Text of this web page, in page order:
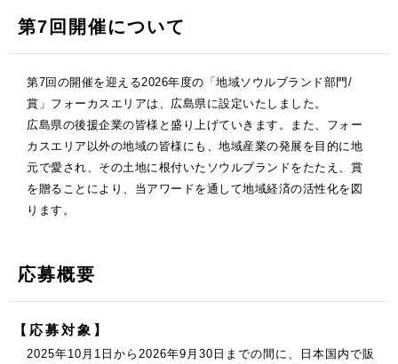
第7回開催について
第7回の開催を迎える2026年度の「地域ソウルブランド部門/
賞」フォーカスエリアは、広島県に設定いたしました。
広島県の後援企業の皆様と盛り上げていきます。また、フォー
カスエリア以外の地域の皆様にも、地域産業の発展を目的に地
元で愛され、その土地に根付いたソウルブランドをたたえ、賞
を贈ることにより、当アワードを通して地域経済の活性化を図
ります。
応募概要
【応募対象】
2025年10月1日から2026年9月30日までの間に、日本国内で販